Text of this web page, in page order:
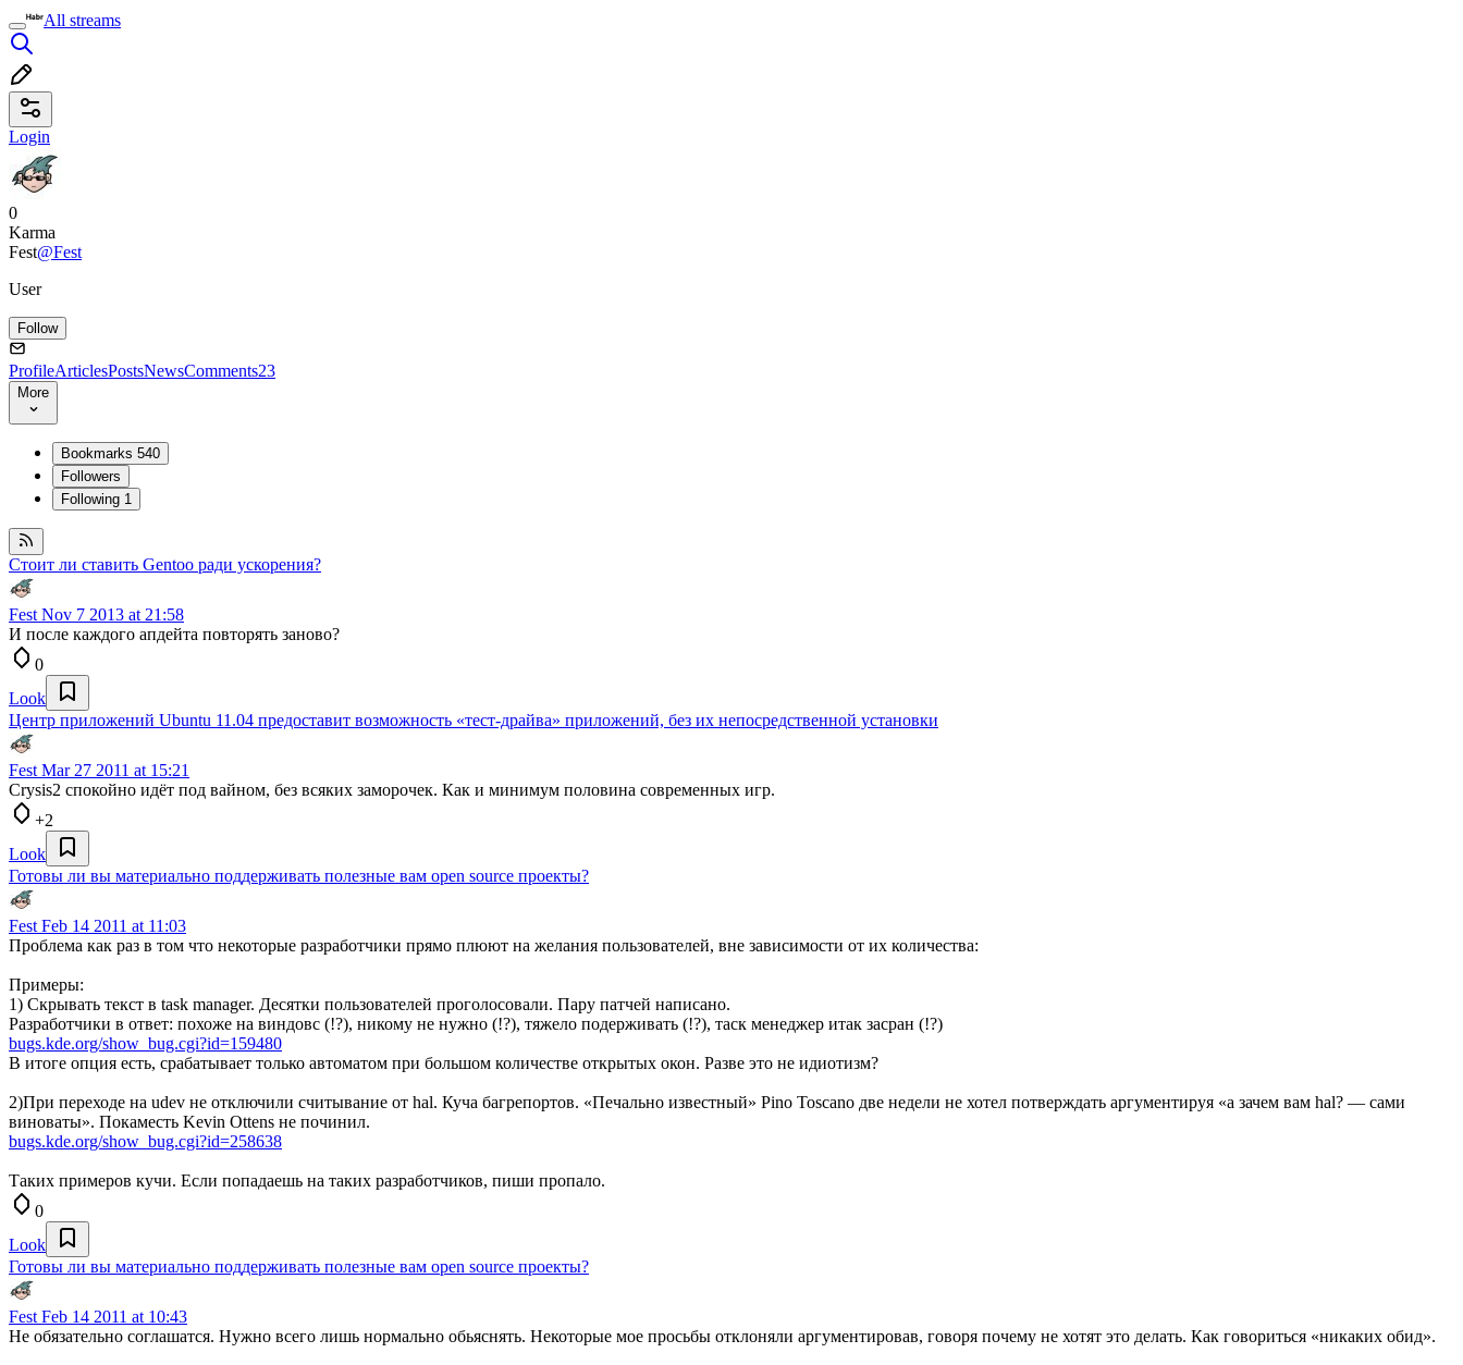
All streams
Login
0
Karma
Fest@Fest
User
Follow
ProfileArticlesPostsNewsComments23
More
Bookmarks 540
Followers
Following 1
Стоит ли ставить Gentoo ради ускорения?
Fest Nov 7 2013 at 21:58
И после каждого апдейта повторять заново?
0
Look
Центр приложений Ubuntu 11.04 предоставит возможность «тест-драйва» приложений, без их непосредственной установки
Fest Mar 27 2011 at 15:21
Crysis2 спокойно идёт под вайном, без всяких заморочек. Как и минимум половина современных игр.
+2
Look
Готовы ли вы материально поддерживать полезные вам open source проекты?
Fest Feb 14 2011 at 11:03
Проблема как раз в том что некоторые разработчики прямо плюют на желания пользователей, вне зависимости от их количества:
Примеры:
1) Скрывать текст в task manager. Десятки пользователей проголосовали. Пару патчей написано.
Разработчики в ответ: похоже на виндовс (!?), никому не нужно (!?), тяжело подерживать (!?), таск менеджер итак засран (!?)
bugs.kde.org/show_bug.cgi?id=159480
В итоге опция есть, срабатывает только автоматом при большом количестве открытых окон. Разве это не идиотизм?
2)При переходе на udev не отключили считывание от hal. Куча багрепортов. «Печально известный» Pino Toscano две недели не хотел потверждать аргументируя «а зачем вам hal? — сами
виноваты». Покаместь Kevin Ottens не починил.
bugs.kde.org/show_bug.cgi?id=258638
Таких примеров кучи. Если попадаешь на таких разработчиков, пиши пропало.
0
Look
Готовы ли вы материально поддерживать полезные вам open source проекты?
Fest Feb 14 2011 at 10:43
Не обязательно соглашатся. Нужно всего лишь нормально обьяснять. Некоторые мое просьбы отклоняли аргументировав, говоря почему не хотят это делать. Как говориться «никаких обид».